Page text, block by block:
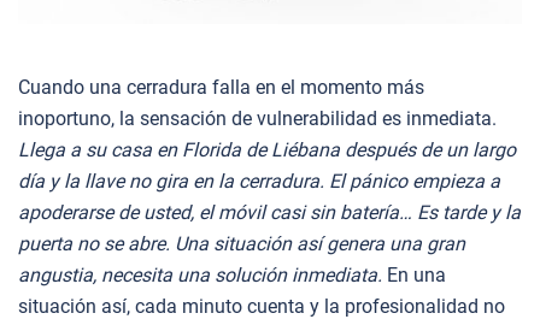
Cuando una cerradura falla en el momento más
inoportuno, la sensación de vulnerabilidad es inmediata.
Llega a su casa en Florida de Liébana después de un largo
día y la llave no gira en la cerradura. El pánico empieza a
apoderarse de usted, el móvil casi sin batería… Es tarde y la
puerta no se abre. Una situación así genera una gran
angustia, necesita una solución inmediata. En una
situación así, cada minuto cuenta y la profesionalidad no